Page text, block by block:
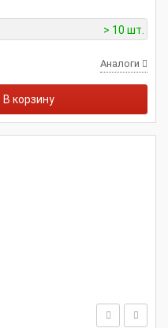
> 10 шт.
Аналоги
В корзину